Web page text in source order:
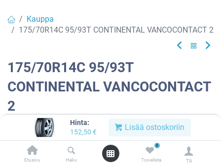
Hinta:
152,50 € Lisää ostoskoriin
Etusivu Haku
0
Toivelista Tili
Kauppa
175/70R14C 95/93T CONTINENTAL VANCOCONTACT 2
175/70R14C 95/93T
CONTINENTAL VANCOCONTACT
2
4019238414707 Tuotekoodi: 633614
152,50€ / kpl